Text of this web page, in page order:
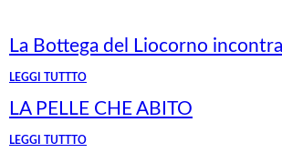
La Bottega del Liocorno
LEGGI TUTTTO
LA PELLE CHE ABITO
LEGGI TUTTTO